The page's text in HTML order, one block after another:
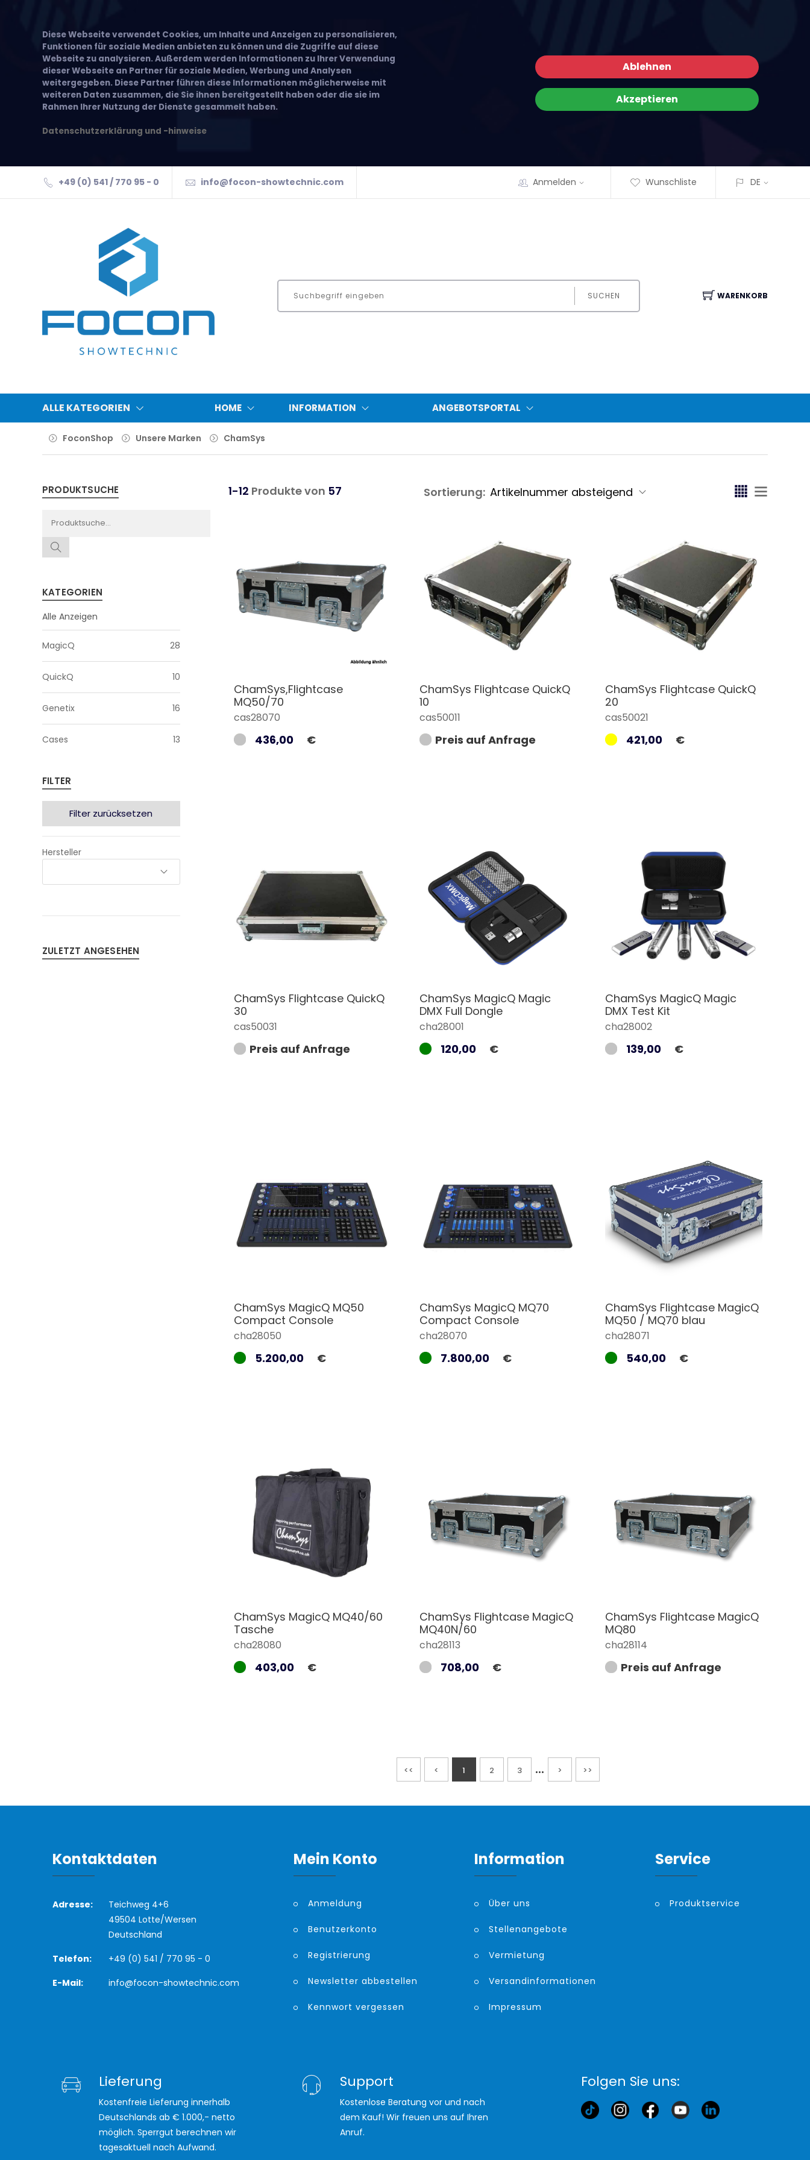
Diese Webseite verwendet Cookies, um Inhalte und Anzeigen zu personalisieren,
Funktionen für soziale Medien anbieten zu können und die Zugriffe auf diese
Webseite zu analysieren. Außerdem werden Informationen zu Ihrer Verwendung
dieser Webseite an Partner für soziale Medien, Werbung und Analysen
weitergegeben. Diese Partner führen diese Informationen möglicherweise mit
weiteren Daten zusammen, die Sie ihnen bereitgestellt haben oder die sie im
Rahmen Ihrer Nutzung der Dienste gesammelt haben.
Datenschutzerklärung und -hinweise
Ablehnen
Akzeptieren
+49 (0) 541 / 770 95 - 0 info@focon-showtechnic.com Anmelden Wunschliste DE
SUCHEN WARENKORB
ALLE KATEGORIEN HOME INFORMATION ANGEBOTSPORTAL
FoconShop Unsere Marken ChamSys
PRODUKTSUCHE
KATEGORIEN
Alle Anzeigen
MagicQ 28
QuickQ 10
Genetix 16
Cases 13
FILTER
Filter zurücksetzen
Hersteller
ZULETZT ANGESEHEN
1-12 Produkte von 57 Sortierung:
ChamSys,Flightcase
MQ50/70
cas28070
436,00 €
ChamSys Flightcase QuickQ
10
cas50011
Preis auf Anfrage
ChamSys Flightcase QuickQ
20
cas50021
421,00 €
ChamSys Flightcase QuickQ
30
cas50031
Preis auf Anfrage
ChamSys MagicQ Magic
DMX Full Dongle
cha28001
120,00 €
ChamSys MagicQ Magic
DMX Test Kit
cha28002
139,00 €
ChamSys MagicQ MQ50
Compact Console
cha28050
5.200,00 €
ChamSys MagicQ MQ70
Compact Console
cha28070
7.800,00 €
ChamSys Flightcase MagicQ
MQ50 / MQ70 blau
cha28071
540,00 €
ChamSys MagicQ MQ40/60
Tasche
cha28080
403,00 €
ChamSys Flightcase MagicQ
MQ40N/60
cha28113
708,00 €
ChamSys Flightcase MagicQ
MQ80
cha28114
Preis auf Anfrage
<< < 1 2 3 ... > >>
Kontaktdaten
Adresse:
Teichweg 4+6
49504 Lotte/Wersen
Deutschland
Telefon:
+49 (0) 541 / 770 95 - 0
E-Mail:
info@focon-showtechnic.com
Mein Konto
Anmeldung
Benutzerkonto
Registrierung
Newsletter abbestellen
Kennwort vergessen
Information
Über uns
Stellenangebote
Vermietung
Versandinformationen
Impressum
Service
Produktservice
Lieferung
Kostenfreie Lieferung innerhalb
Deutschlands ab € 1.000,- netto
möglich. Sperrgut berechnen wir
tagesaktuell nach Aufwand.
Support
Kostenlose Beratung vor und nach
dem Kauf! Wir freuen uns auf Ihren
Anruf.
Folgen Sie uns: